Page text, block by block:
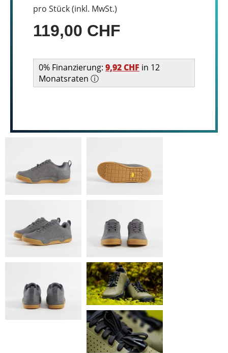
pro Stück (inkl. MwSt.)
119,00 CHF
0% Finanzierung: 9,92 CHF in 12
Monatsraten ⓘ